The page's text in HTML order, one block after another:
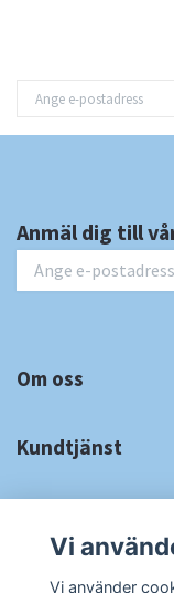
Anmäl dig till
Om oss
Kundtjänst
Sociala medier
Vi
Vi använder